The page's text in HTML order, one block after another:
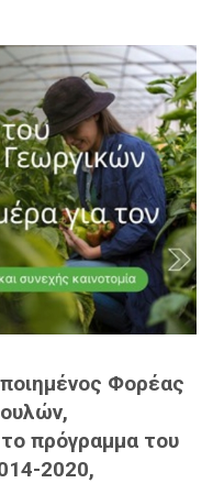
Φορέας
πρόγραμμα του
2020,